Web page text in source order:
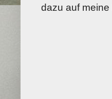
dazu auf meine